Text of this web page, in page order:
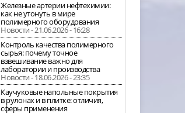
Железные артерии нефтехимии:
как не утонуть в мире
полимерного оборудования
Новости - 21.06.2026 - 16:28
Контроль качества полимерного
сырья: почему точное
взвешивание важно для
лаборатории и производства
Новости - 18.06.2026 - 23:35
Каучуковые напольные покрытия
в рулонах и в плитке: отличия,
сферы применения